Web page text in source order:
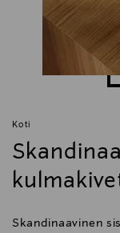
Koti
Skandinaavinen